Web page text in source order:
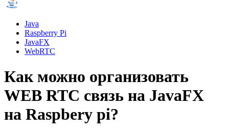
Java
Raspberry Pi
JavaFX
WebRTC
Как можно организовать
WEB RTC связь на JavaFX
на Raspbery pi?